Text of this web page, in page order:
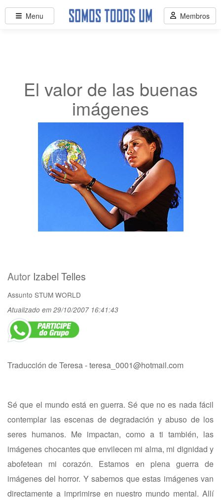
El valor de las buenas
imágenes
Autor Izabel Telles
Assunto STUM WORLD
Atualizado em 29/10/2007 16:41:43
Traducción de Teresa -teresa_0001@hotmail.com
Sé que el mundo está en guerra. Sé que no es nada fácil
contemplar las escenas de degradación y abuso de los
seres humanos. Me impactan, como a ti también, las
imágenes chocantes que envilecen mi alma, mi dignidad y
abofetean mi corazón. Estamos en plena guerra de
imágenes del horror. Y sabemos que estas imágenes van
directamente a imprimirse en nuestro mundo mental. Allí
Menu Membros